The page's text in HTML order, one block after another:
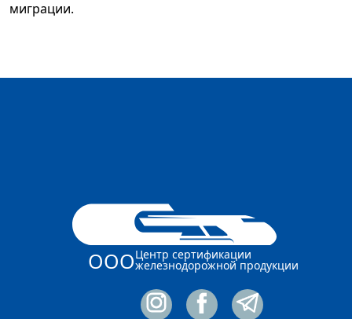
миграции.
ОООЦентр сертификации
железнодорожной продукции